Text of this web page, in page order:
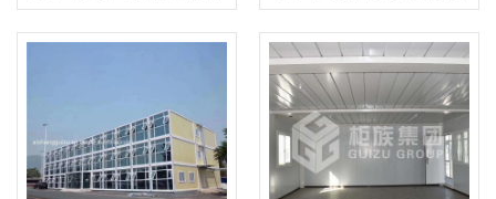
業,およびオフィス,宿泊施設,
寮,店舗,理髪店,トイレとバス
現在最新のコンテナハウス
です.2つのデザインがありま
す 2階建てのコンテナハウス
,最初のものは空のデザイン
業,およびオフィス,宿泊施設,
寮,店舗,理髪店,トイレとバス
ルーム,などの公共シナリオ
に適用されます etc . フラッ
トパックコンテナハウスは
現在最新のコンテナハウス
です.フラットパックモバイ
ルリビングハウスには2つの
デザインがあります, 最初の
続きを読む